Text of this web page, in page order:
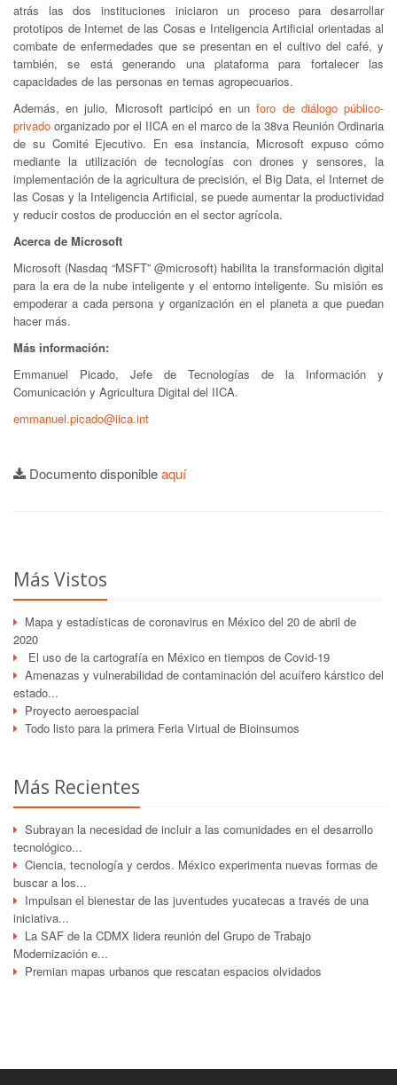
atrás las dos instituciones iniciaron un proceso para desarrollar
prototipos de Internet de las Cosas e Inteligencia Artificial orientadas al
combate de enfermedades que se presentan en el cultivo del café, y
también, se está generando una plataforma para fortalecer las
capacidades de las personas en temas agropecuarios.
Además, en julio, Microsoft participó en unforo de diálogo público-
privado organizado por el IICA en el marco de la 38va Reunión Ordinaria
de su Comité Ejecutivo. En esa instancia, Microsoft expuso cómo
mediante la utilización de tecnologías con drones y sensores, la
implementación de la agricultura de precisión, el Big Data, el Internet de
las Cosas y la Inteligencia Artificial, se puede aumentar la productividad
y reducir costos de producción en el sector agrícola.
Acerca de Microsoft
Microsoft (Nasdaq “MSFT” @microsoft) habilita la transformación digital
para la era de la nube inteligente y el entorno inteligente. Su misión es
empoderar a cada persona y organización en el planeta a que puedan
hacer más.
Más información:
Emmanuel Picado, Jefe de Tecnologías de la Información y
Comunicación y Agricultura Digital del IICA.
emmanuel.picado@iica.int
Documento disponibleaquí
Más Vistos
Mapa y estadísticas de coronavirus en México del 20 de abril de
2020
El uso de la cartografía en México en tiempos de Covid-19
Amenazas y vulnerabilidad de contaminación del acuífero kárstico del
estado...
Proyecto aeroespacial
Todo listo para la primera Feria Virtual de Bioinsumos
Más Recientes
Subrayan la necesidad de incluir a las comunidades en el desarrollo
tecnológico...
Ciencia, tecnología y cerdos. México experimenta nuevas formas de
buscar a los...
Impulsan el bienestar de las juventudes yucatecas a través de una
iniciativa...
La SAF de la CDMX lidera reunión del Grupo de Trabajo
Modernización e...
Premian mapas urbanos que rescatan espacios olvidados